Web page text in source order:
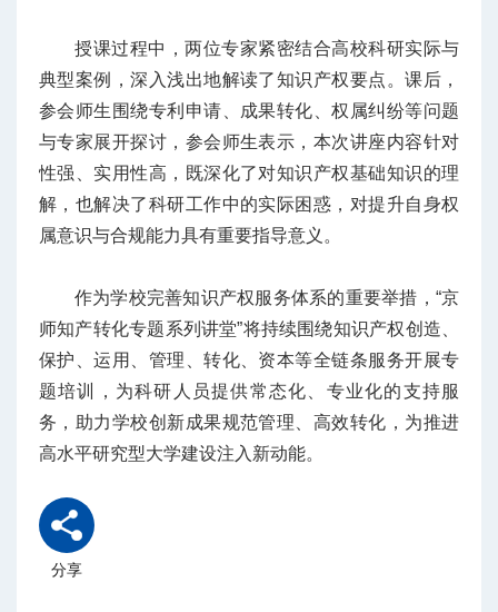
授课过程中，两位专家紧密结合高校科研实际与
典型案例，深入浅出地解读了知识产权要点。课后，
参会师生围绕专利申请、成果转化、权属纠纷等问题
与专家展开探讨，参会师生表示，本次讲座内容针对
性强、实用性高，既深化了对知识产权基础知识的理
解，也解决了科研工作中的实际困惑，对提升自身权
属意识与合规能力具有重要指导意义。
作为学校完善知识产权服务体系的重要举措，“京
师知产转化专题系列讲堂”将持续围绕知识产权创造、
保护、运用、管理、转化、资本等全链条服务开展专
题培训，为科研人员提供常态化、专业化的支持服
务，助力学校创新成果规范管理、高效转化，为推进
高水平研究型大学建设注入新动能。
分享